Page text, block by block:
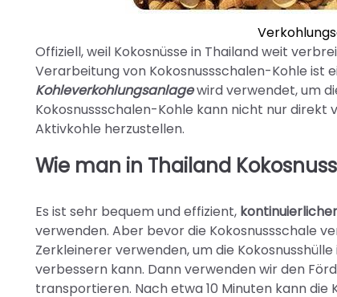
Offiziell, weil Kokosnüsse in Thailand weit
Verarbeitung von Kokosnussschalen-Kohle ist
Kohleverkohlungsanlagewird verwendet, um
Kokosnussschalen-Kohle kann nicht nur
Aktivkohle herzustellen.
Wie man in Thailand
Es ist sehr bequem und effizient,
verwenden. Aber bevor die Kokosnussschale
Zerkleinerer verwenden, um die
verbessern kann. Dann verwenden wir den
transportieren. Nach etwa 10 Minuten kann die